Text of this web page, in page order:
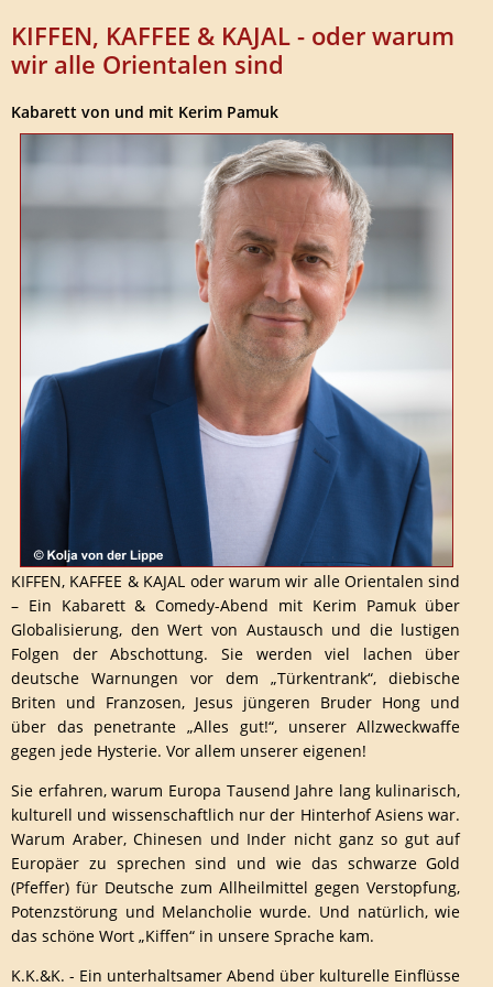
KIFFEN, KAFFEE & KAJAL - oder warum
wir alle Orientalen sind
Kabarett von und mit Kerim Pamuk
KIFFEN, KAFFEE & KAJAL oder warum wir alle Orientalen sind
– Ein Kabarett & Comedy-Abend mit Kerim Pamuk über
Globalisierung, den Wert von Austausch und die lustigen
Folgen der Abschottung. Sie werden viel lachen über
deutsche Warnungen vor dem „Türkentrank“, diebische
Briten und Franzosen, Jesus jüngeren Bruder Hong und
über das penetrante „Alles gut!“, unserer Allzweckwaffe
gegen jede Hysterie. Vor allem unserer eigenen!
Sie erfahren, warum Europa Tausend Jahre lang kulinarisch,
kulturell und wissenschaftlich nur der Hinterhof Asiens war.
Warum Araber, Chinesen und Inder nicht ganz so gut auf
Europäer zu sprechen sind und wie das schwarze Gold
(Pfeffer) für Deutsche zum Allheilmittel gegen Verstopfung,
Potenzstörung und Melancholie wurde. Und natürlich, wie
das schöne Wort „Kiffen“ in unsere Sprache kam.
K.K.&K. - Ein unterhaltsamer Abend über kulturelle Einflüsse